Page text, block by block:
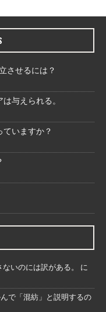
させるには？
与えられる。
いますか？
いのには訳がある。
に
で「混紡」と説明するの